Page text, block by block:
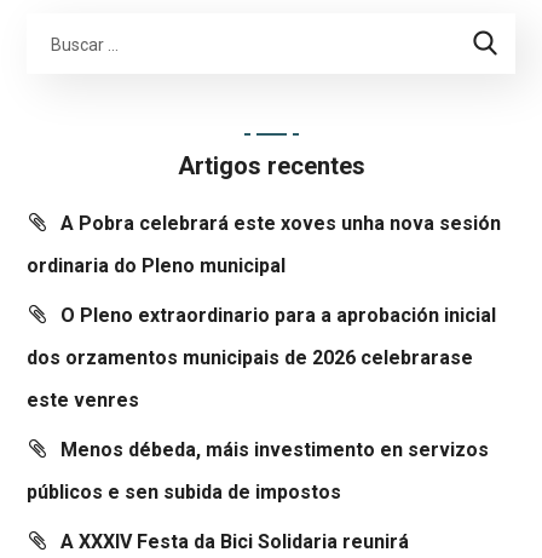
Artigos recentes
A Pobra celebrará este xoves unha nova sesión
ordinaria do Pleno municipal
O Pleno extraordinario para a aprobación inicial
dos orzamentos municipais de 2026 celebrarase
este venres
Menos débeda, máis investimento en servizos
públicos e sen subida de impostos
A XXXIV Festa da Bici Solidaria reunirá